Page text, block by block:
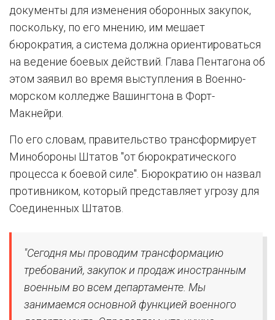
документы для изменения оборонных закупок,
поскольку, по его мнению, им мешает
бюрократия, а система должна ориентироваться
на ведение боевых действий. Глава Пентагона об
этом заявил во время выступления в Военно-
морском колледже Вашингтона в Форт-
Макнейри.
По его словам, правительство трансформирует
Минобороны Штатов "от бюрократического
процесса к боевой силе". Бюрократию он назвал
противником, который представляет угрозу для
Соединенных Штатов.
"Сегодня мы проводим трансформацию
требований, закупок и продаж иностранным
военным во всем департаменте. Мы
занимаемся основной функцией военного